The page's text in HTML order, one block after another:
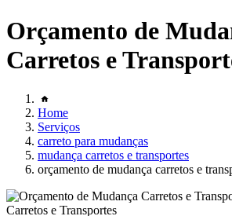
Orçamento de
Carretos e
Home
Serviços
carreto para mudanças
mudança carretos e transportes
orçamento de mudança carretos e